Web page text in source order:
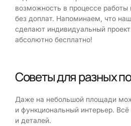
возможность в процессе работы
без доплат. Напоминаем, что
сделают индивидуальный
абсолютно бесплатно!
Советы для разных
Даже на небольшой площади
и функциональный интерьер. Всё
и деталей.